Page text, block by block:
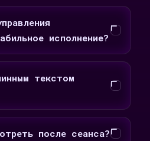
исполнение?
текстом
после сеанса?